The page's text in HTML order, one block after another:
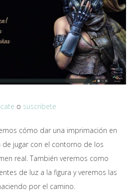
o suscribete
cómo dar una imprimación en
de jugar con el contorno de los
real. También veremos como
de luz a la figura y veremos las
por el camino.